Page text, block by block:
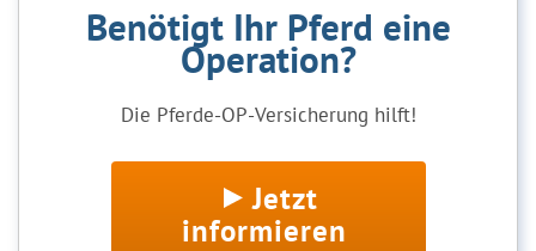
Benötigt Ihr Pferd eine
Operation?
Die Pferde-OP-Versicherung hilft!
Jetzt
informieren